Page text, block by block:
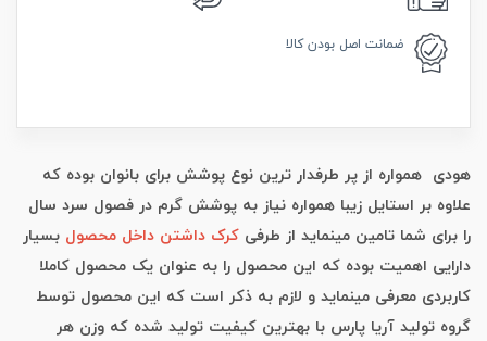
ضمانت اصل بودن کالا
هودی همواره از پر طرفدار ترین نوع پوشش برای بانوان بوده که
علاوه بر استایل زیبا همواره نیاز به پوشش گرم در فصول سرد سال
را برای شما تامین مینماید از طرفی کرک داشتن داخل محصول بسیار
دارایی اهمیت بوده که این محصول را به عنوان یک محصول کاملا
کاربردی معرفی مینماید و لازم به ذکر است که این محصول توسط
گروه تولید آریا پارس با بهترین کیفیت تولید شده که وزن هر